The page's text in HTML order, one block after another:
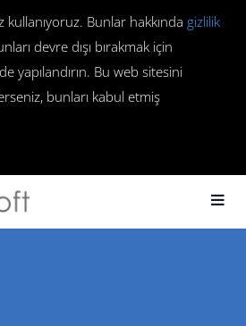
Bunlar hakkında gizlilik
devre dışı bırakmak için
yapılandırın. Bu web sitesini
bunları kabul etmiş